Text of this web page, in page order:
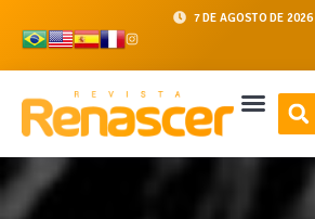
7 DE AGOSTO DE 2026